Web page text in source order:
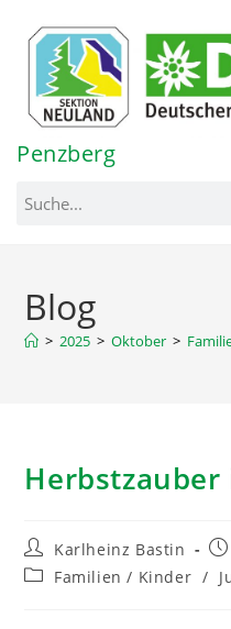
springen
Penzberg
Blog
> 2025 > Oktober >
Karlheinz Bastin
Familien / Kinder /